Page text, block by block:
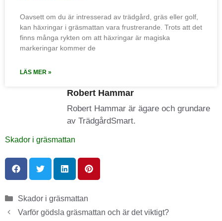
Oavsett om du är intresserad av trädgård, gräs eller golf,
kan häxringar i gräsmattan vara frustrerande. Trots att det
finns många rykten om att häxringar är magiska
markeringar kommer de
LÄS MER »
Robert Hammar
Robert Hammar är ägare och grundare
av TrädgårdSmart.
Skador i gräsmattan
Skador i gräsmattan
Varför gödsla gräsmattan och är det viktigt?